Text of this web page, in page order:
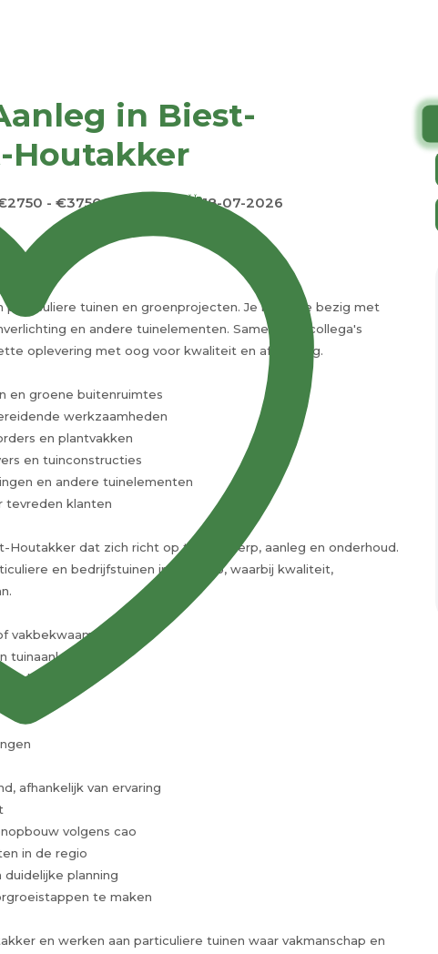
in Biest-
Houtakker
- €3750 per maand 18-07-2026
tuinen en groenprojecten. Je houdt je bezig met
en andere tuinelementen. Samen met collega's
oplevering met oog voor kwaliteit en afwerking.
en groene buitenruimtes
werkzaamheden
en plantvakken
en tuinconstructies
en andere tuinelementen
tevreden klanten
Houtakker dat zich richt op tuinontwerp, aanleg en onderhoud.
en bedrijfstuinen in de regio, waarbij kwaliteit,
vakbekwaam hovenier
tuinaanleg
afhankelijk van ervaring
volgens cao
in de regio
planning
te maken
en werken aan particuliere tuinen waar vakmanschap en